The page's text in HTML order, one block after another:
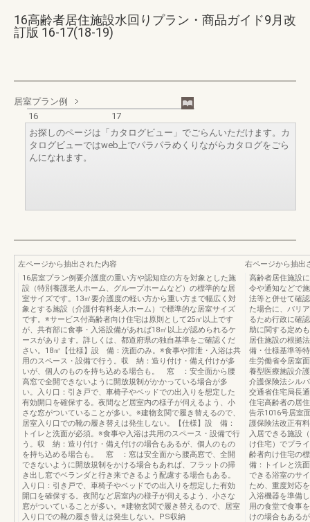
16高齢者居住施設水回りプラン・商品ガイド9月改
訂版 16-17(18-19)
居室プラン例
16
17
お探しのページは「カタログビュー」でごらんいただけます。カ
タログビューではweb上でパラパラめくりながらカタログをごら
んになれます。
左ページから抽出された内容
16居室プラン例要介護度の重い方や認知症の方を対象とした施
設（特別養護老人ホーム、グループホームなど）の標準的な居
室サイズです。13㎡要介護度の軽い方から重い方まで幅広く対
象とする施設（介護付有料老人ホーム）で標準的な居室サイズ
です。※サービス付高齢者向け住宅は原則として25㎡以上です
が、共有部に食事・入浴設備があれば18㎡以上が認められるケ
ースがあります。詳しくは、都道府県の独自基準をご確認くだ
さい。18㎡【仕様】設 備：洗面のみ。※食事や排泄・入浴は共
用のスペース・設備で行う。収 納：造り付け・備え付けが多
いが、個人のものを持ち込める場合も。 窓 ：安全面から腰
高窓で全開できないように開放規制がかかっている場合が多
い。入り口：引き戸で、車椅子やベッドでの出入りを想定した
有効開口を確保する。夜間など居室内の様子が伺えるよう、小
さな窓がついていることが多い。※建物玄関で履き替えるので、
居室入り口での靴の履き替えは発生しない。【仕様】設 備：
トイレと洗面が必須。※食事や入浴は共用のスペース・設備で行
う。収 納：造り付け・備え付けの場合もあるが、個人のもの
を持ち込める場合も。 窓 ：窓は安全面から腰高窓で、全開
できないように開放規制をかける場合もあれば、フラットの掃
き出し窓でベランダと行き来できるよう配慮する場合もある。
入り口：引き戸で、車椅子やベッドでの出入りを想定した有効
開口を確保する。夜間など居室内の様子が伺えるよう、小さな
窓がついていることが多い。※建物玄関で履き替えるので、居室
入り口での靴の履き替えは発生しない。PS収納
右ページから抽出
高齢者居住施設
令や通知などで
法等と併せて確
た場合に、バリ
るため行政に確
助に関する定め
居住施設の根拠
備・仕様基準等
生労働省令居室
養型医療施設介
介護保険法シル
交通省住宅局長
住宅高齢者の居
告示1016号居室
護保険法改正有
入居できる施設
け住宅）でプラ
齢者向け住宅の
備：トイレと洗
できる浴室のサ
ため、重度対応
入浴機器を準備
用の食堂で食事
けの場合もある